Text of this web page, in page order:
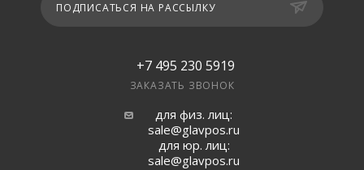
ПОДПИСАТЬСЯ НА РАССЫЛКУ
+7 495 230 5919
ЗАКАЗАТЬ ЗВОНОК
для физ. лиц:
sale@glavpos.ru
для юр. лиц:
sale@glavpos.ru